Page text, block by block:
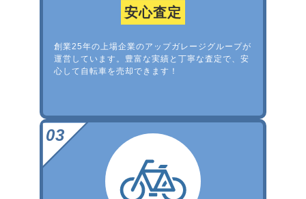
安心査定
創業25年の上場企業のアップガレージグループが
運営しています。豊富な実績と丁寧な査定で、安
心して自転車を売却できます！